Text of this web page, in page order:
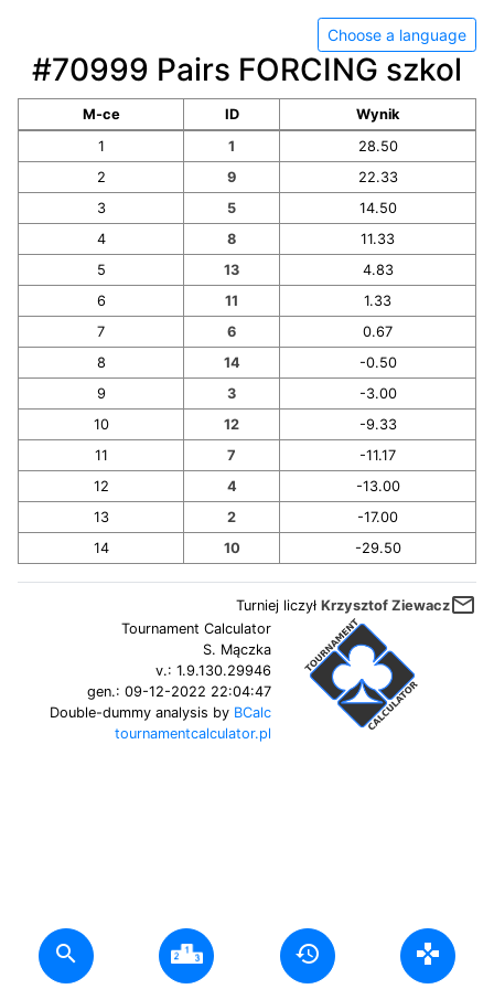
Choose a language
#70999 Pairs FORCING szkol
M-ce ID
Wynik
1
1
28.50
2
9
22.33
3
5
14.50
4
8
11.33
5
13
4.83
6
11
1.33
7
6
0.67
8
14
-0.50
9
3
-3.00
10
12
-9.33
11
7
-11.17
12
4
-13.00
13
2
-17.00
14
10 -29.50
Turniej liczył Krzysztof Ziewaczmail_outline
Tournament Calculator
S. Mączka
v.:1.9.130.29946
gen.:09-12-2022 22:04:47
Double-dummy analysis by BCalc
tournamentcalculator.pl
search history gamepad